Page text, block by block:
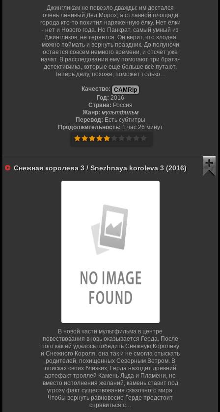
Джингликам не повезло дважды: им достался
очень ленивый Дед Мороз, а с главной площади
города кто-то похитил наряженную ёлку. Нет ёлки
- нет и Нового года. Но Панкрат, самый умный из
Джингликов, не теряется. Он верит, что злодея
можно поймать и вернуть праздник. До полуночи
остается совсем немного времени, и отсчёт уже
начат. В расследовании ему помогают три брата-
детективчика, которые ещё больше всё путают.
Теперь делу, похоже, поможет только…
Качество:
CAMRip
Год: 2016
Страна: Россия
Жанр: мультфильм
Перевод: Есть субтитры
Продолжительность: 1 час 26 минут
Снежная королева 3 / Snezhnaya koroleva 3 (2016)
В новой части мультфильма в центре
повествования вновь оказывается Герда. После
того как ей удалось победить Снежную Королеву
и Снежного Короля, она так и не смогла отыскать
родителей, похищенных Северным Ветром. В
поисках своих близких, Герда находит древний
артефакт троллей Камень Льда и Пламени, но
вместо исполнения желаний, камень ставит под
угрозу факт существования сказочного мира.
Чтобы вернуть равновесие Герде предстоит
справиться с…